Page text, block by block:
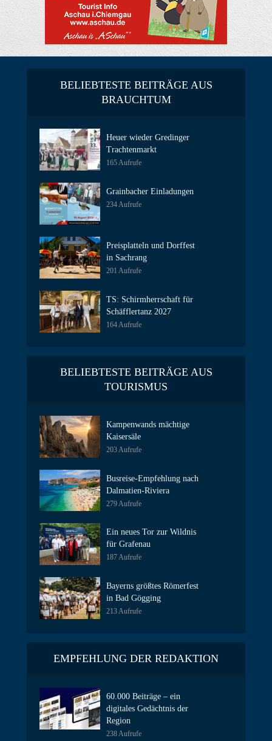
BELIEBTESTE BEITRÄGE AUS
BRAUCHTUM
Heuer wieder Gredinger
Trachtenmarkt
165 Aufrufe
Grainbacher Einladungen
234 Aufrufe
Preisplatteln und Dorffest
in Sachrang
201 Aufrufe
TS: Schirmherrschaft für
Schäfflertanz 2027
164 Aufrufe
BELIEBTESTE BEITRÄGE AUS
TOURISMUS
Kampenwands mächtige
Kaisersäle
203 Aufrufe
Busreise-Empfehlung nach
Dalmatien-Riviera
279 Aufrufe
Ein neues Tor zur Wildnis
für Grafenau
187 Aufrufe
Bayerns größtes Römerfest
in Bad Gögging
213 Aufrufe
EMPFEHLUNG DER REDAKTION
60.000 Beiträge – ein
digitales Gedächtnis der
Region
238 Aufrufe